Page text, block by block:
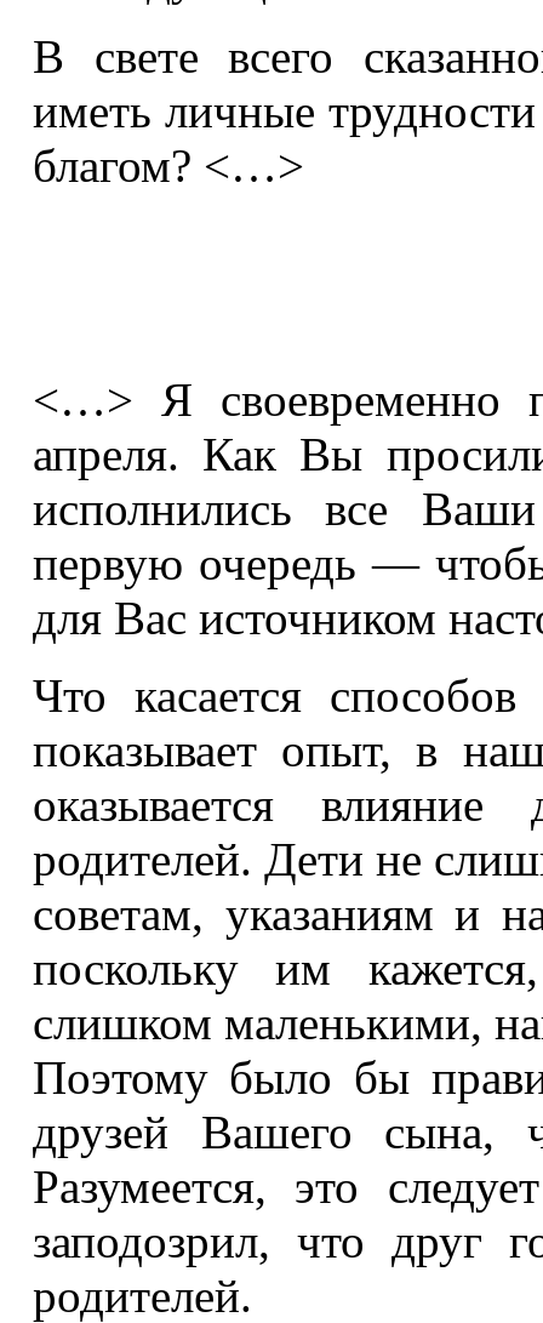
В свете всего
иметь личные
благом? <…>
<…> Я своевременно
апреля. Как Вы
исполнились все
первую очередь —
для Вас источником
Что касается
показывает опыт, в
оказывается
родителей. Дети не
советам, указаниям и
поскольку им
слишком маленькими,
Поэтому было бы
друзей Вашего сына,
Разумеется, это
заподозрил, что друг
родителей.